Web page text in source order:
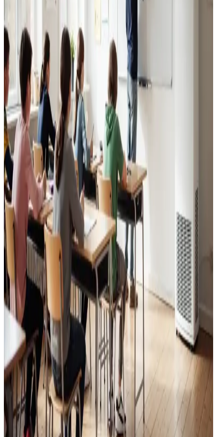
Erhvervsventilation
Kontorer, klinikker, butikker og restauranter i Tårnby.
Godt indeklima for alle.
Læs mere
Skoleventilation
Frisk luft og bedre koncentration i skoler og institutioner
i Tårnby.
Læs mere